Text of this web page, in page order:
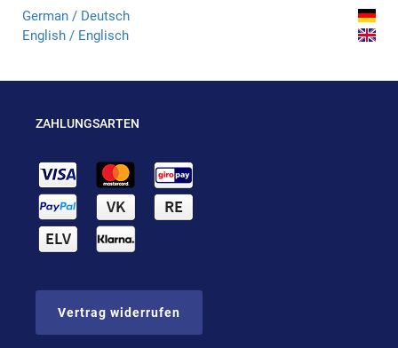
German / Deutsch
English / Englisch
ZAHLUNGSARTEN
Vertrag widerrufen